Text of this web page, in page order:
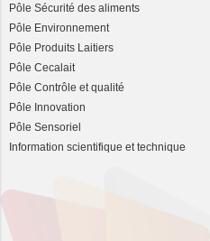
Pôle Sécurité des aliments
Pôle Environnement
Pôle Produits Laitiers
Pôle Cecalait
Pôle Contrôle et qualité
Pôle Innovation
Pôle Sensoriel
Information scientifique et technique